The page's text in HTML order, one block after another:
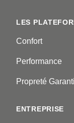
LES
Confort
Performance
Propreté
ENTREPRISE